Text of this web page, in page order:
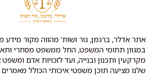
אתר אדלר, ברגמן, גור ושות' מהווה מקור מידע
במגוון תחומי המשפט, החל ממשפט מסחרי
מקרקעין ותכנון ובנייה, ועד לזכויות אדם
שלנו מציעה תוכן משפטי איכותי הכולל מאמרים